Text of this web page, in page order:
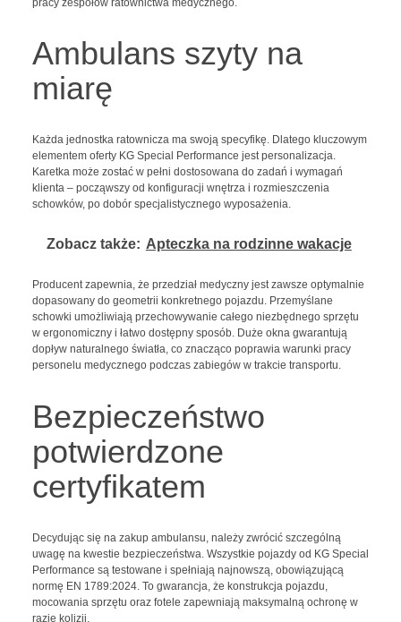
Ambulans szyty na
miarę
Każda jednostka ratownicza ma swoją specyfikę. Dlatego kluczowym
elementem oferty KG Special Performance jest personalizacja.
Karetka może zostać w pełni dostosowana do zadań i wymagań
klienta – począwszy od konfiguracji wnętrza i rozmieszczenia
schowków, po dobór specjalistycznego wyposażenia.
Zobacz także: Apteczka na rodzinne wakacje
Producent zapewnia, że przedział medyczny jest zawsze optymalnie
dopasowany do geometrii konkretnego pojazdu. Przemyślane
schowki umożliwiają przechowywanie całego niezbędnego sprzętu
w ergonomiczny i łatwo dostępny sposób. Duże okna gwarantują
dopływ naturalnego światła, co znacząco poprawia warunki pracy
personelu medycznego podczas zabiegów w trakcie transportu.
Bezpieczeństwo
potwierdzone
certyfikatem
Decydując się na zakup ambulansu, należy zwrócić szczególną
uwagę na kwestie bezpieczeństwa. Wszystkie pojazdy od KG Special
Performance są testowane i spełniają najnowszą, obowiązującą
normę EN 1789:2024. To gwarancja, że konstrukcja pojazdu,
mocowania sprzętu oraz fotele zapewniają maksymalną ochronę w
razie kolizji.